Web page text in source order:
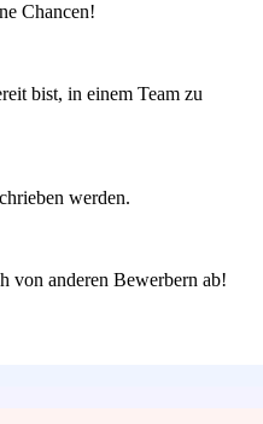
Chancen!
bist, in einem Team zu
werden.
von anderen Bewerbern ab!